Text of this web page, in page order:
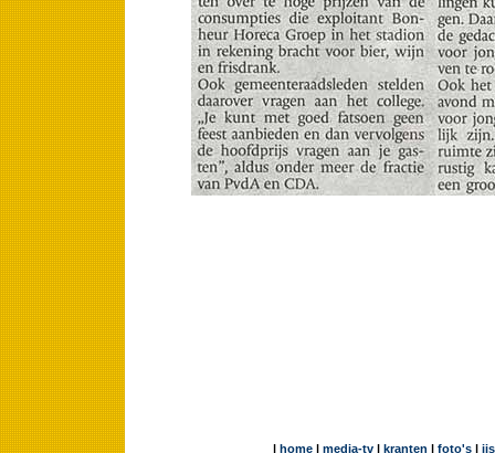
| home| media-tv| kranten | foto's|